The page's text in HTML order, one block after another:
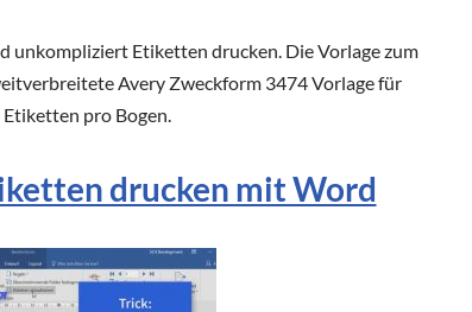
unkompliziert Etiketten drucken. Die Vorlage zum
Avery Zweckform 3474 Vorlage für
pro Bogen.
drucken mit Word